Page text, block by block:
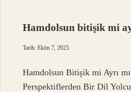
?
Hamdolsun bitişik mi
Tarih: Ekim 7, 2025
Hamdolsun Bitişik mi Ayrı
Perspektiflerden Bir Dil